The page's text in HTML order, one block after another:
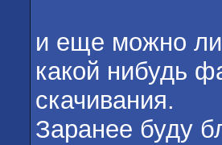
и еще можно
какой нибудь
скачивания.
Заранее буду